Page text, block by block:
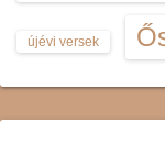
újévi versek